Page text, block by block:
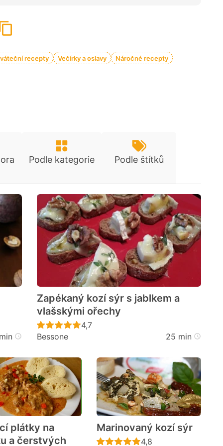
recepty Večírky a oslavy Náročné recepty
Podle kategorie Podle štítků
Zapékaný kozí sýr s jablkem a
vlašskými ořechy
Recept ještě nebyl hodnocen
4,7
Bessone
25 min
plátky na
a čerstvých
Marinovaný kozí sýr
Recept ještě nebyl
4,8